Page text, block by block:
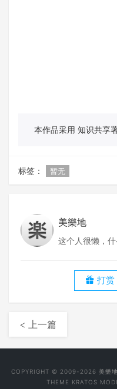
本作品采用 知识共享
标签： 暂无
美樂地
这个人很懒，
打赏
< 上一篇
COPYRIGHT © 2009-2026 美樂地
THEME KRATOS